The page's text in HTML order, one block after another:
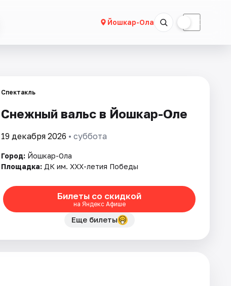
Йошкар-Ола ☾
Спектакль
Снежный вальс в Йошкар-Оле
19 декабря 2026 • суббота
Город: Йошкар-Ола
Площадка: ДК им. XXX-летия Победы
Билеты со скидкой
на Яндекс Афише
Еще билеты